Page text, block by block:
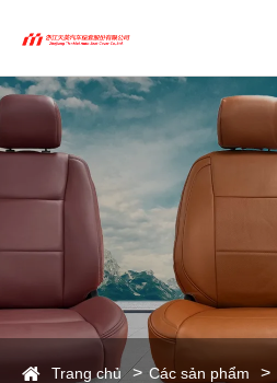
Trang chủ Các sản phẩm